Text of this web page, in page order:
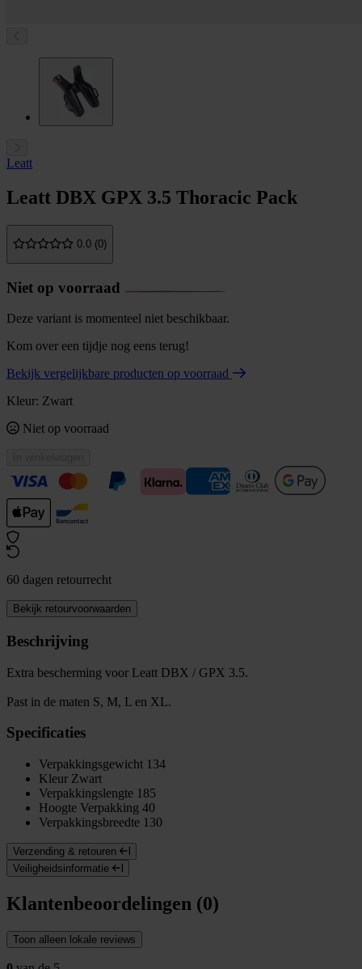
Leatt
Leatt DBX GPX 3.5 Thoracic Pack
0.0 (0)
Niet op voorraad
Deze variant is momenteel niet beschikbaar.
Kom over een tijdje nog eens terug!
Bekijk vergelijkbare producten op voorraad
Kleur: Zwart
Niet op voorraad
60 dagen retourrecht
Bekijk retourvoorwaarden
Beschrijving
Extra bescherming voor Leatt DBX / GPX 3.5.
Past in de maten S, M, L en XL.
Specificaties
Verpakkingsgewicht 134
Kleur Zwart
Verpakkingslengte 185
Hoogte Verpakking 40
Verpakkingsbreedte 130
Verzending & retouren
Veiligheidsinformatie
Klantenbeoordelingen (0)
Toon alleen lokale reviews